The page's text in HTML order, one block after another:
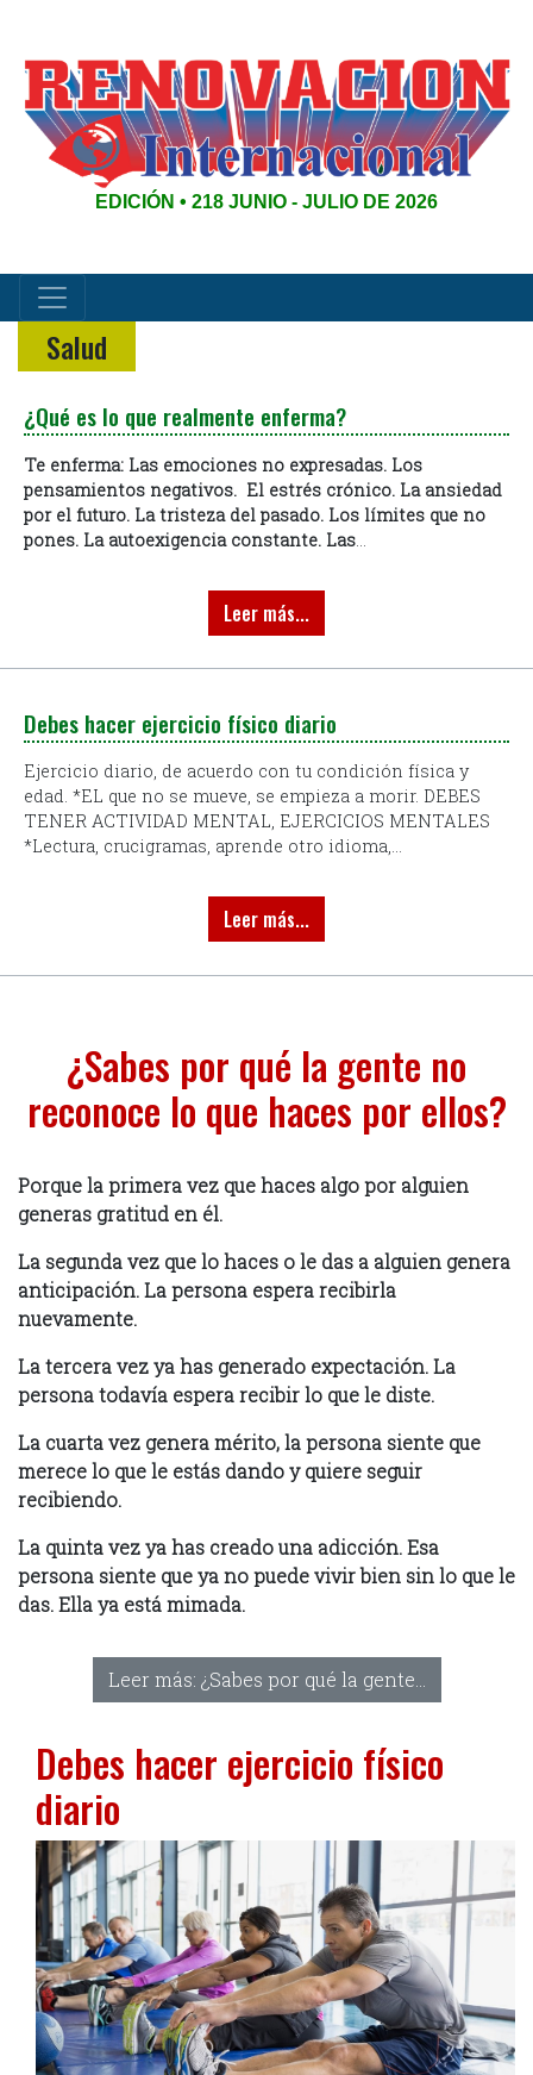
EDICIÓN • 218 JUNIO - JULIO DE 2026
Salud
¿Qué es lo que realmente enferma?
Te enferma: Las emociones no expresadas. Los
pensamientos negativos. El estrés crónico. La ansiedad
por el futuro. La tristeza del pasado. Los límites que no
pones. La autoexigencia constante. Las...
Leer más...
Debes hacer ejercicio físico diario
Ejercicio diario, de acuerdo con tu condición física y
edad. *EL que no se mueve, se empieza a morir. DEBES
TENER ACTIVIDAD MENTAL, EJERCICIOS MENTALES
*Lectura, crucigramas, aprende otro idioma,...
Leer más...
¿Sabes por qué la gente no
reconoce lo que haces por ellos?
Porque la primera vez que haces algo por alguien
generas gratitud en él.
La segunda vez que lo haces o le das a alguien genera
anticipación. La persona espera recibirla
nuevamente.
La tercera vez ya has generado expectación. La
persona todavía espera recibir lo que le diste.
La cuarta vez genera mérito, la persona siente que
merece lo que le estás dando y quiere seguir
recibiendo.
La quinta vez ya has creado una adicción. Esa
persona siente que ya no puede vivir bien sin lo que le
das. Ella ya está mimada.
Leer más: ¿Sabes por qué la gente...
Debes hacer ejercicio físico
diario